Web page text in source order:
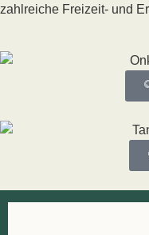
zahlreiche Freizeit- und